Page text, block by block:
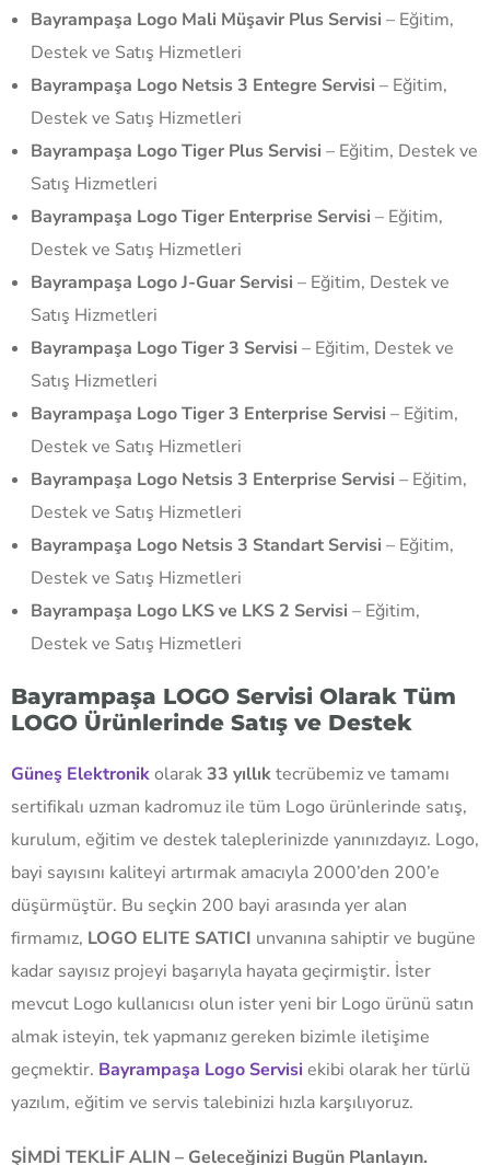
Bayrampaşa Logo Mali Müşavir Plus Servisi – Eğitim,
Destek ve Satış Hizmetleri
Bayrampaşa Logo Netsis 3 Entegre Servisi – Eğitim,
Destek ve Satış Hizmetleri
Bayrampaşa Logo Tiger Plus Servisi – Eğitim, Destek ve
Satış Hizmetleri
Bayrampaşa Logo Tiger Enterprise Servisi – Eğitim,
Destek ve Satış Hizmetleri
Bayrampaşa Logo J-Guar Servisi – Eğitim, Destek ve
Satış Hizmetleri
Bayrampaşa Logo Tiger 3 Servisi – Eğitim, Destek ve
Satış Hizmetleri
Bayrampaşa Logo Tiger 3 Enterprise Servisi – Eğitim,
Destek ve Satış Hizmetleri
Bayrampaşa Logo Netsis 3 Enterprise Servisi – Eğitim,
Destek ve Satış Hizmetleri
Bayrampaşa Logo Netsis 3 Standart Servisi – Eğitim,
Destek ve Satış Hizmetleri
Bayrampaşa Logo LKS ve LKS 2 Servisi – Eğitim,
Destek ve Satış Hizmetleri
Bayrampaşa LOGO Servisi Olarak Tüm
LOGO Ürünlerinde Satış ve Destek
Güneş Elektronikolarak33 yıllıktecrübemiz ve tamamı
sertifikalı uzman kadromuz ile tüm Logo ürünlerinde satış,
kurulum, eğitim ve destek taleplerinizde yanınızdayız. Logo,
bayi sayısını kaliteyi artırmak amacıyla 2000’den 200’e
düşürmüştür. Bu seçkin 200 bayi arasında yer alan
firmamız, LOGO ELITE SATICI unvanına sahiptir ve bugüne
kadar sayısız projeyi başarıyla hayata geçirmiştir. İster
mevcut Logo kullanıcısı olun ister yeni bir Logo ürünü satın
almak isteyin, tek yapmanız gereken bizimle iletişime
geçmektir. Bayrampaşa Logo Servisi ekibi olarak her türlü
yazılım, eğitim ve servis talebinizi hızla karşılıyoruz.
ŞİMDİ TEKLİF ALIN – Geleceğinizi Bugün Planlayın.